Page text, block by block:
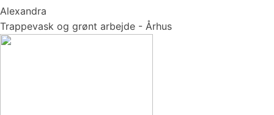
Alexandra
Trappevask og grønt arbejde - Århus